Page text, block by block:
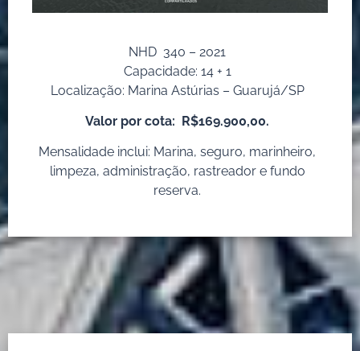
NHD 340 – 2021
Capacidade: 14 + 1
Localização: Marina Astúrias – Guarujá/SP
Valor por cota: R$169.900,00.
Mensalidade inclui: Marina, seguro, marinheiro,
limpeza, administração, rastreador e fundo
reserva.